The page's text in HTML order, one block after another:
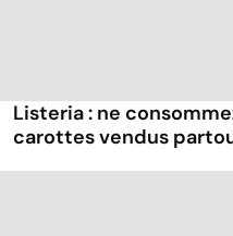
Listeria : ne
carottes vendus